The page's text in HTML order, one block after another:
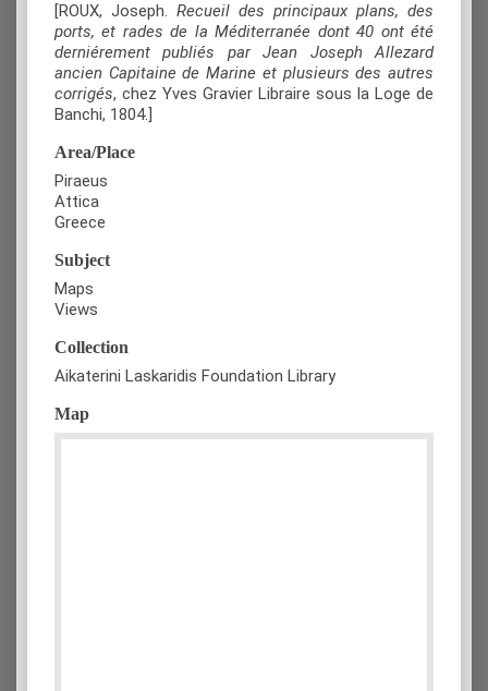
[ROUX, Joseph. Recueil des principaux plans, des
ports, et rades de la Méditerranée dont 40 ont été
derniérement publiés par Jean Joseph Allezard
ancien Capitaine de Marine et plusieurs des autres
corrigés, chez Yves Gravier Libraire sous la Loge de
Banchi, 1804.]
Area/Place
Piraeus
Attica
Greece
Subject
Maps
Views
Collection
Aikaterini Laskaridis Foundation Library
Map